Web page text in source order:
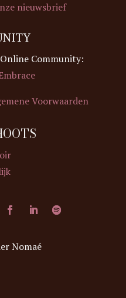
nieuwsbrief
Community:
Voorwaarden
Nomaé